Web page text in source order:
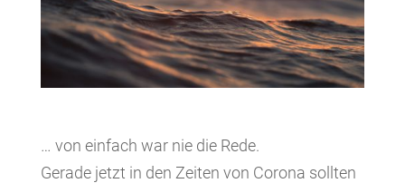
… von einfach war nie die Rede.
Gerade jetzt in den Zeiten von Corona sollten